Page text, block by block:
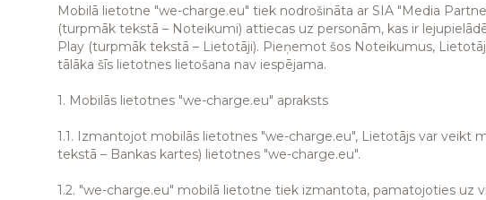
Mobilā lietotne "we-charge.eu" tiek nodrošināta ar SIA "Media
(turpmāk tekstā – Noteikumi) attiecas uz personām, kas ir
Play (turpmāk tekstā – Lietotāji). Pieņemot šos Noteikumus,
tālāka šīs lietotnes lietošana nav iespējama.
1. Mobilās lietotnes "we-charge.eu" apraksts
1.1. Izmantojot mobilās lietotnes "we-charge.eu", Lietotājs var veikt
tekstā – Bankas kartes) lietotnes "we-charge.eu".
1.2. "we-charge.eu" mobilā lietotne tiek izmantota, pamatojoties uz